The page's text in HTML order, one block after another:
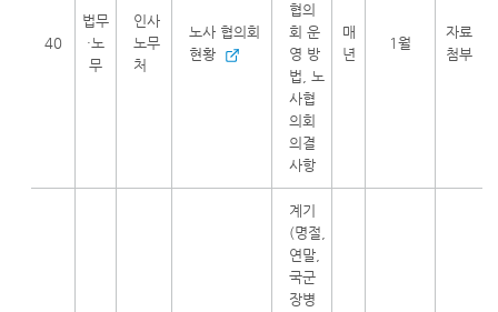
40
법무
·노
무
인사
노무
처
노사 협의회
현황
협의
회 운
영 방
법, 노
사협
의회
의결
사항
매
년
1월
자료
첨부
계기
(명절,
연말,
국군
장병